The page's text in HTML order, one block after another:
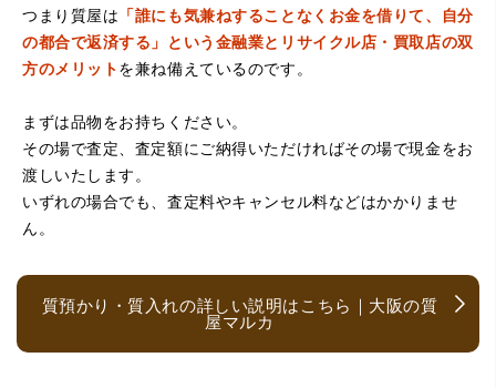
（京都府亀岡市）他店舗にも行きましたが、対応の方があ
まりお売りしたくないと思ったので、やめました。こちら
は電話対応からも誠実な印象でしたので、こちらでお売り
しようと思っておりました。この度はありがとうございま
す。
つまり質屋は 「誰にも気兼ねすることなくお金を借りて、自分
の都合で返済する」という金融業とリサイクル店・買取店の双
方のメリットを兼ね備えているのです。
まずは品物をお持ちください。
その場で査定、査定額にご納得いただければその場で現金をお
渡しいたします。
いずれの場合でも、査定料やキャンセル料などはかかりませ
ん。
質預かり・質入れの詳しい説明はこちら｜大阪の質
屋マルカ